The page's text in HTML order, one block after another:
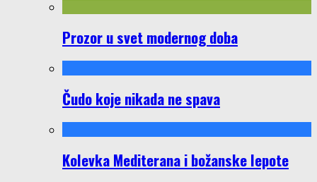
Prozor u svet modernog doba
Čudo koje nikada ne spava
Kolevka Mediterana i božanske lepote